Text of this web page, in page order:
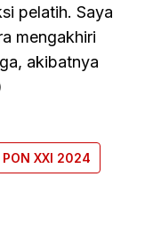
pelatih. Saya
mengakhiri
akibatnya
PON XXI 2024